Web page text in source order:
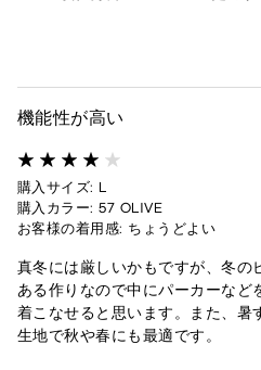
機能性が高い
購入サイズ: L
購入カラー: 57 OLIVE
お客様の着用感: ちょうどよい
真冬には厳しいかもですが、冬の
ある作りなので中にパーカーなど
着こなせると思います。また、暑
生地で秋や春にも最適です。